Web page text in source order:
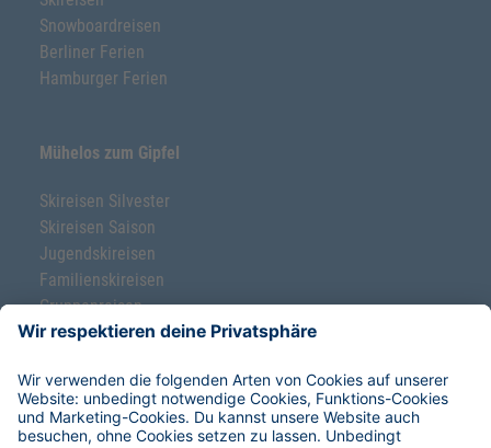
Snowboardreisen
Berliner Ferien
Hamburger Ferien
Mühelos zum Gipfel
Skireisen Silvester
Skireisen Saison
Jugendskireisen
Familienskireisen
Gruppenreisen
Ski-Klassenfahrten
Service & Hilfe